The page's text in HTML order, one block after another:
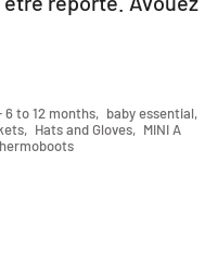
6 to 12 months, baby essential,
, Hats and Gloves, MINI A